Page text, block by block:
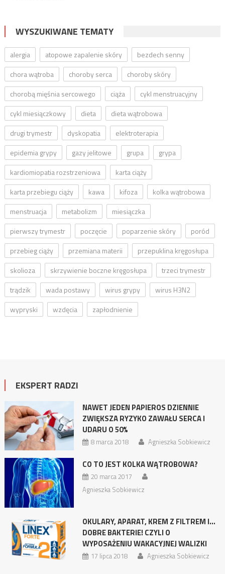
WYSZUKIWANE TEMATY
alergia atopowe zapalenie skóry
bezdech senny
chora wątroba
choroby serca
choroby skóry
chorobą mięśnia sercowego
ciąża
cykl menstruacyjny
cykl miesiączkowy
dieta
dieta wątrobowa
drugi trymestr
dyskopatia
elektroterapia
epidemia grypy
gazy jelitowe grupa
grypa
kardiomiopatia rozstrzeniowa
karta ciąży
karta przebiegu ciąży
kawa kifoza
kolka wątrobowa
menstruacja
metabolizm
miesiączka
pierwszy trymestr
poczęcie poparzenie skóry
poród
przebieg ciąży
przemiana materii
przepuklina kręgosłupa
skolioza
skrzywienie boczne kręgosłupa
trzeci trymestr
trądzik
wada postawy wirus grypy
wirus H3N2
wypryski
wzdęcia zapłodnienie
EKSPERT RADZI
NAWET JEDEN PAPIEROS DZIENNIE
ZWIĘKSZA RYZYKO ZAWAŁU SERCA I
UDARU O 50%
8 marca 2018 Agnieszka Sobkiewicz
CO TO JEST KOLKA WĄTROBOWA?
20 marca 2017
Agnieszka Sobkiewicz
OKULARY, APARAT, KREM Z FILTREM I…
DOBRE BAKTERIE! CZYLI O
WYPOSAŻENIU WAKACYJNEJ WALIZKI
17 lipca 2018 Agnieszka Sobkiewicz